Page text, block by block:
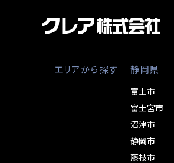
エリアから探す 静岡県
富士市
富士宮市
沼津市
静岡市
藤枝市